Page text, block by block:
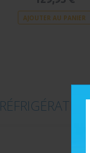
AJOUTER AU PANIER